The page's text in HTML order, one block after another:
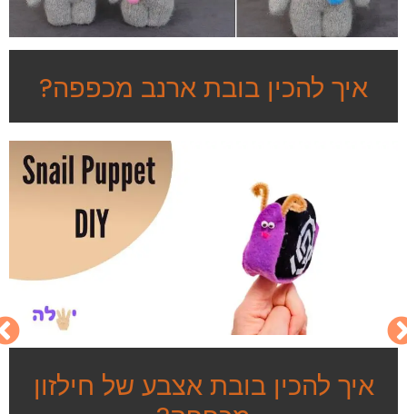
איך להכין בובת ארנב מכפפה?
איך להכין בובת אצבע של חילזון